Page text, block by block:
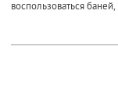
воспользоваться